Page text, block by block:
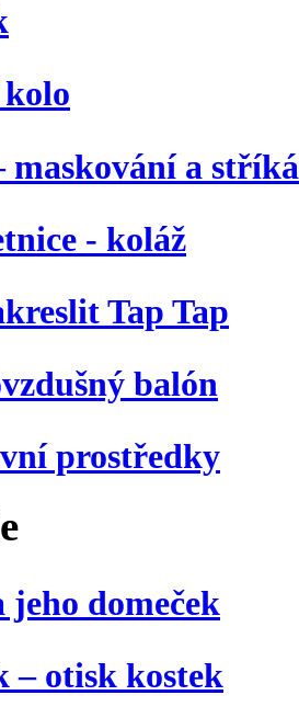
maskování a
- koláž
Tap Tap
balón
prostředky
jeho domeček
– otisk kostek